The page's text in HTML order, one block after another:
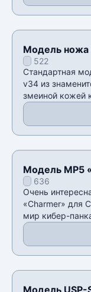
Модель ножа
v34522
Стандартная
v34 из
змеиной кожей
Модель MP5
636
Очень
«Charmer» для
мир кибер-
Модель USP-